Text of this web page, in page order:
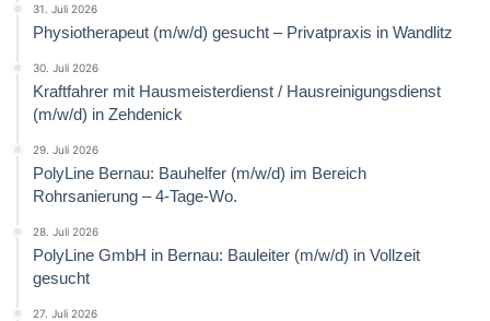
31. Juli 2026
Physiotherapeut (m/w/d) gesucht – Privatpraxis in Wandlitz
30. Juli 2026
Kraftfahrer mit Hausmeisterdienst / Hausreinigungsdienst
(m/w/d) in Zehdenick
29. Juli 2026
PolyLine Bernau: Bauhelfer (m/w/d) im Bereich
Rohrsanierung – 4-Tage-Wo.
28. Juli 2026
PolyLine GmbH in Bernau: Bauleiter (m/w/d) in Vollzeit
gesucht
27. Juli 2026